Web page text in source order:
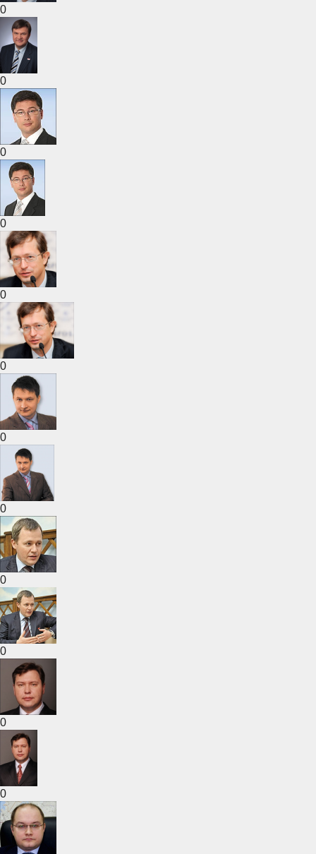
0
0
0
0
0
0
0
0
0
0
0
0